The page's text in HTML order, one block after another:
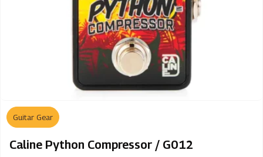
Guitar Gear
Caline Python Compressor / G012